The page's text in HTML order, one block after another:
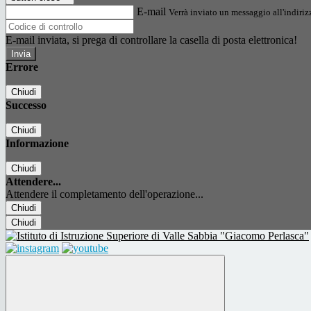
E-mail Verrà inviato un messaggio
E-mail inviata, si prega di controllare la casella di posta elettronica!
Errore
Chiudi
Successo
Chiudi
Informazione
Chiudi
Attendere...
Attendere il completamento dell'operazione...
Chiudi
Chiudi